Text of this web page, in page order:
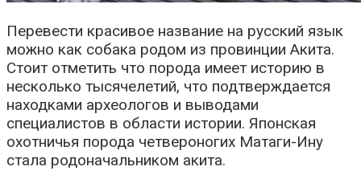
Перевести красивое название на русский язык
можно как собака родом из провинции Акита.
Стоит отметить что порода имеет историю в
несколько тысячелетий, что подтверждается
находками археологов и выводами
специалистов в области истории. Японская
охотничья порода четвероногих Матаги-Ину
стала родоначальником акита.